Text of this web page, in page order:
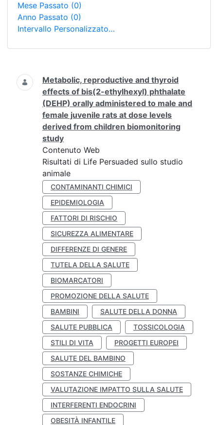
Mese Passato (0)
Anno Passato (0)
Intervallo Personalizzato…
Ricerca
Metabolic, reproductive and thyroid
effects of bis(2-ethylhexyl) phthalate
(DEHP) orally administered to male and
female juvenile rats at dose levels
derived from children biomonitoring
study
Contenuto Web
Risultati di Life Persuaded sullo studio
animale
CONTAMINANTI CHIMICI
EPIDEMIOLOGIA
FATTORI DI RISCHIO
SICUREZZA ALIMENTARE
DIFFERENZE DI GENERE
TUTELA DELLA SALUTE
BIOMARCATORI
PROMOZIONE DELLA SALUTE
BAMBINI
SALUTE DELLA DONNA
SALUTE PUBBLICA
TOSSICOLOGIA
STILI DI VITA
PROGETTI EUROPEI
SALUTE DEL BAMBINO
SOSTANZE CHIMICHE
VALUTAZIONE IMPATTO SULLA SALUTE
INTERFERENTI ENDOCRINI
OBESITÀ INFANTILE